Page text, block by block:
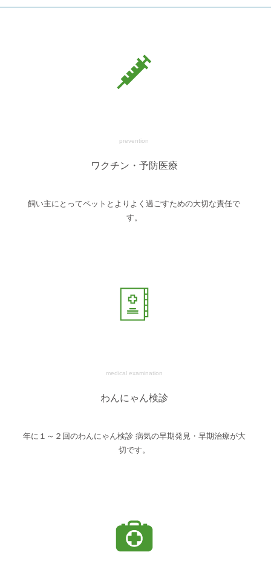
prevention
ワクチン・予防医療
飼い主にとってペットとよりよく過ごすための大切な責任で
す。
medical examination
わんにゃん検診
年に１～２回のわんにゃん検診 病気の早期発見・早期治療が大
切です。